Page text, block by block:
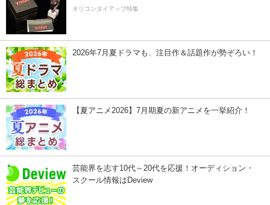
オリコンタイアップ特集
2026年7月夏ドラマも、注目作＆話題作が勢ぞろい！
【夏アニメ2026】7月期夏の新アニメを一挙紹介！
芸能界を志す10代～20代を応援！オーディション・
スクール情報はDeview